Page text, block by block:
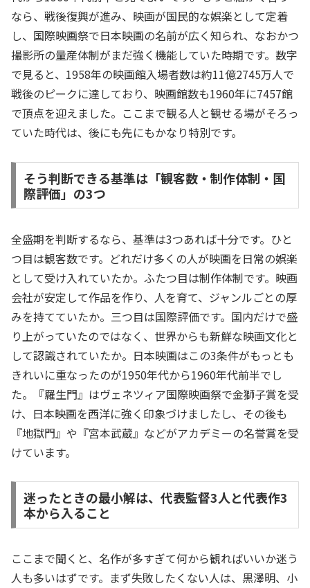
なら、戦後復興が進み、映画が国民的な娯楽として定着
し、国際映画祭で日本映画の名前が広く知られ、なおかつ
撮影所の量産体制がまだ強く機能していた時期です。数字
で見ると、1958年の映画館入場者数は約11億2745万人で
戦後のピークに達しており、映画館数も1960年に7457館
で頂点を迎えました。ここまで観る人と観せる場がそろっ
ていた時代は、後にも先にもかなり特別です。
そう判断できる基準は「観客数・制作体制・国
際評価」の3つ
全盛期を判断するなら、基準は3つあれば十分です。ひと
つ目は観客数です。どれだけ多くの人が映画を日常の娯楽
として受け入れていたか。ふたつ目は制作体制です。映画
会社が安定して作品を作り、人を育て、ジャンルごとの厚
みを持てていたか。三つ目は国際評価です。国内だけで盛
り上がっていたのではなく、世界からも新鮮な映画文化と
して認識されていたか。日本映画はこの3条件がもっとも
きれいに重なったのが1950年代から1960年代前半でし
た。『羅生門』はヴェネツィア国際映画祭で金獅子賞を受
け、日本映画を西洋に強く印象づけましたし、その後も
『地獄門』や『宮本武蔵』などがアカデミーの名誉賞を受
けています。
迷ったときの最小解は、代表監督3人と代表作3
本から入ること
ここまで聞くと、名作が多すぎて何から観ればいいか迷う
人も多いはずです。まず失敗したくない人は、黒澤明、小